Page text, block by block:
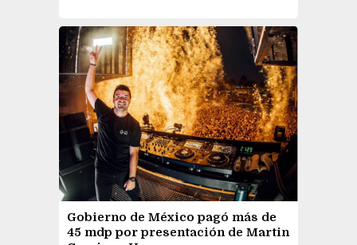
Gobierno de México pagó más de
45 mdp por presentación de Martin